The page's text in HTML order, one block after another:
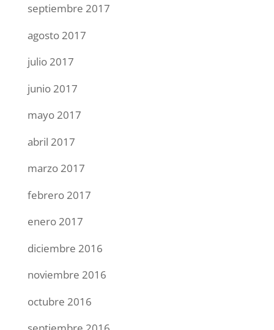
septiembre 2017
agosto 2017
julio 2017
junio 2017
mayo 2017
abril 2017
marzo 2017
febrero 2017
enero 2017
diciembre 2016
noviembre 2016
octubre 2016